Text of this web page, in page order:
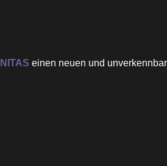
einen neuen und